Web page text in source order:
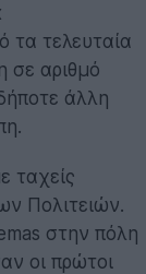
τα τελευταία
σε αριθμό
άλλη
ταχείς
Πολιτειών.
στην πόλη
οι πρώτοι